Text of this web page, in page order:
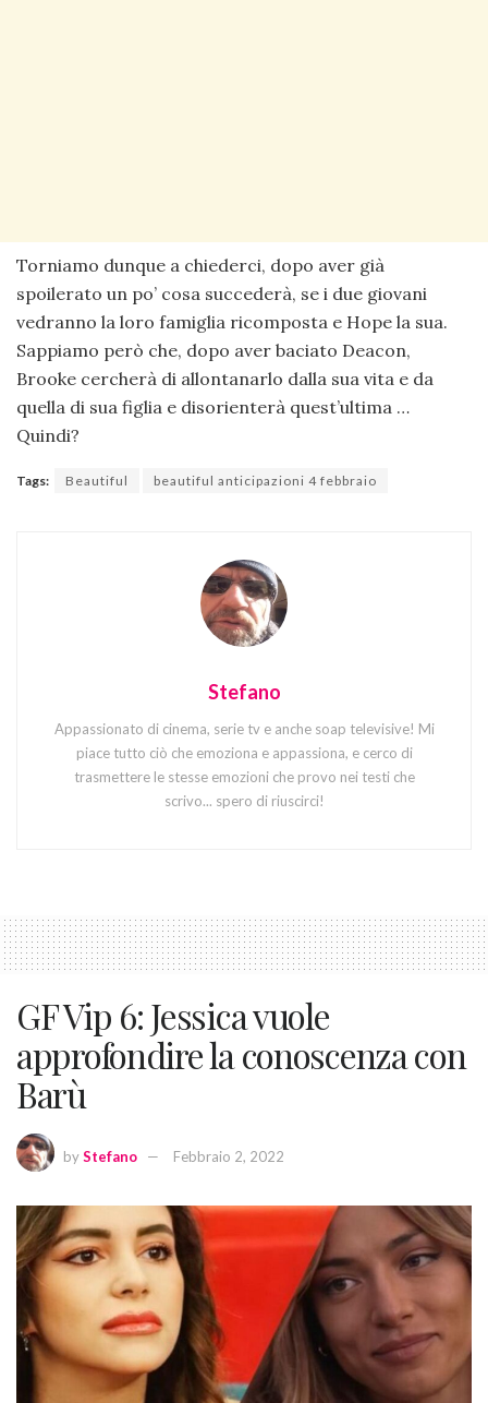
Torniamo dunque a chiederci, dopo aver già
spoilerato un po’ cosa succederà, se i due giovani
vedranno la loro famiglia ricomposta e Hope la sua.
Sappiamo però che, dopo aver baciato Deacon,
Brooke cercherà di allontanarlo dalla sua vita e da
quella di sua figlia e disorienterà quest’ultima …
Quindi?
Tags: Beautiful beautiful anticipazioni 4 febbraio
Stefano
Appassionato di cinema, serie tv e anche soap televisive! Mi
piace tutto ciò che emoziona e appassiona, e cerco di
trasmettere le stesse emozioni che provo nei testi che
scrivo... spero di riuscirci!
GF Vip 6: Jessica vuole
approfondire la conoscenza con
Barù
byStefano Febbraio 2, 2022